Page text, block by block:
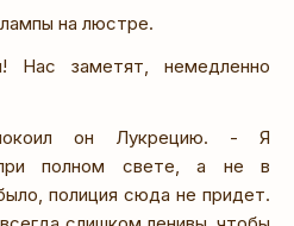
на люстре.
заметят, немедленно
он Лукрецию. - Я
полном свете, а не в
полиция сюда не придет.